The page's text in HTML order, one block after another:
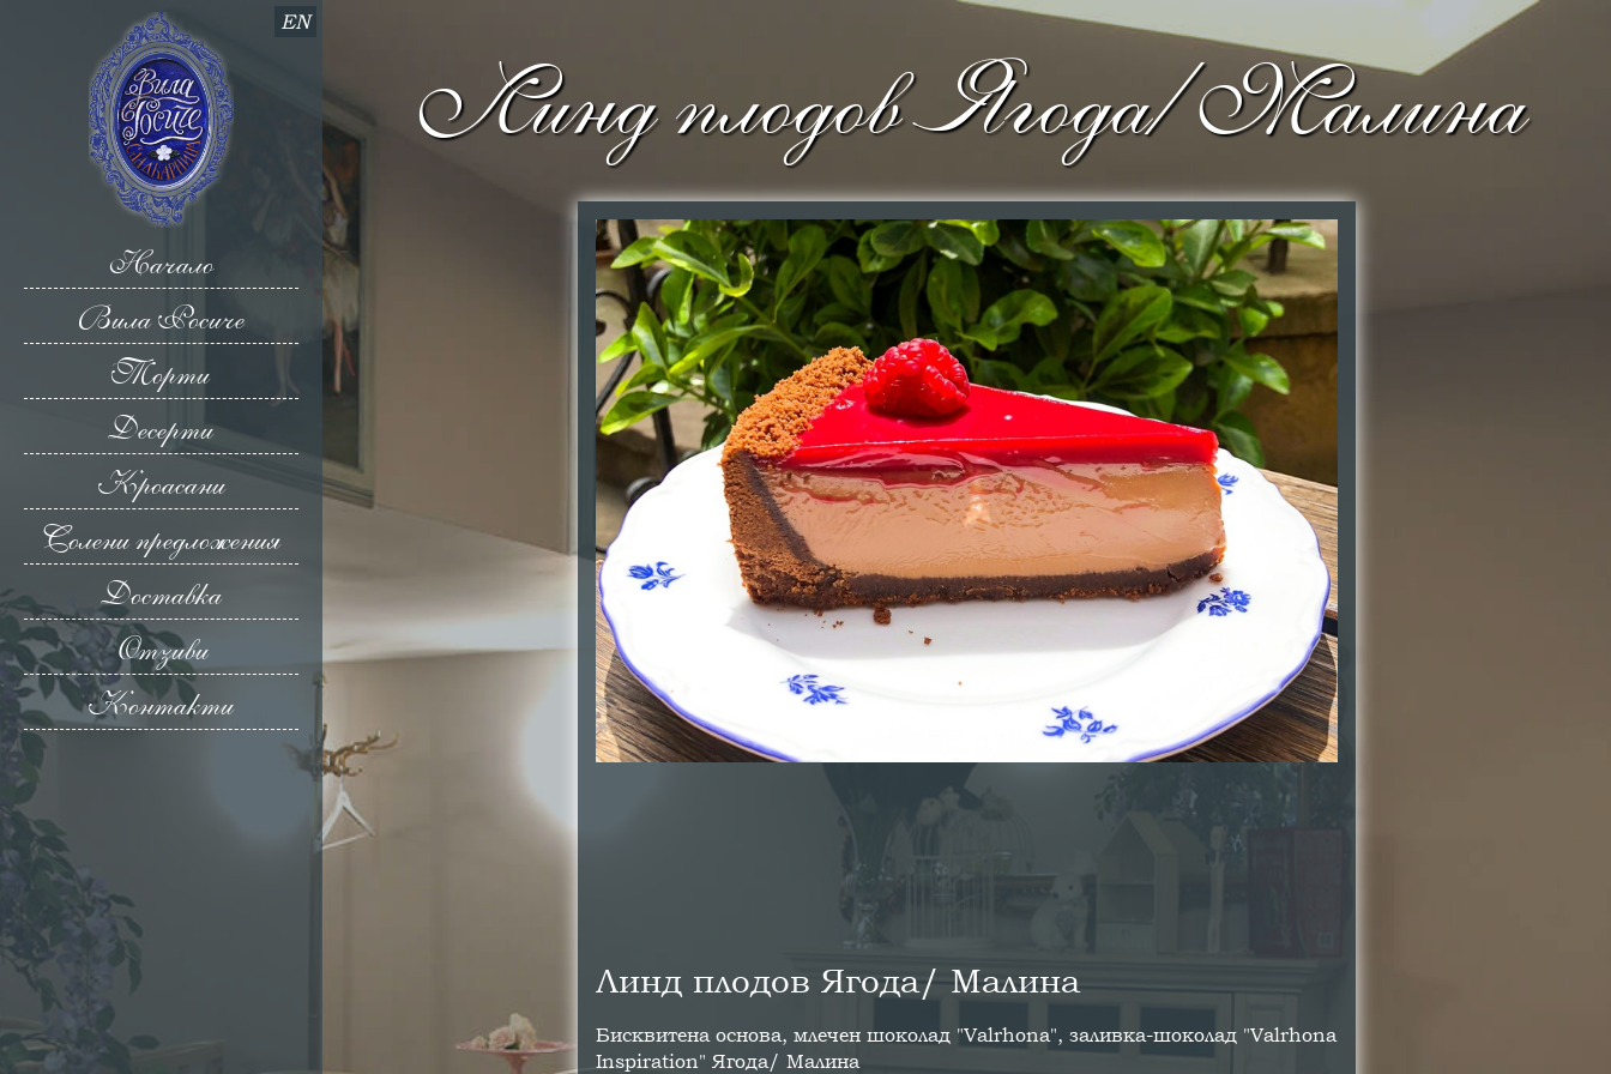
Начало
Вила Росиче
Торти
Десерти
Кроасани
Солени предложения
Доставка
Отзиви
Контакти
EN
Линд плодов Ягода/ Малина
Линд плодов Ягода/ Малина
Бисквитена основа, млечен шоколад "Valrhona", заливка-шоколад "Valrhona
Inspiration" Ягода/ Малина